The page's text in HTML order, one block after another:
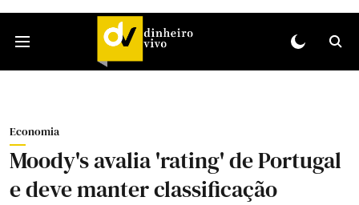
Economia
Moody's avalia 'rating' de Portugal
e deve manter classificação